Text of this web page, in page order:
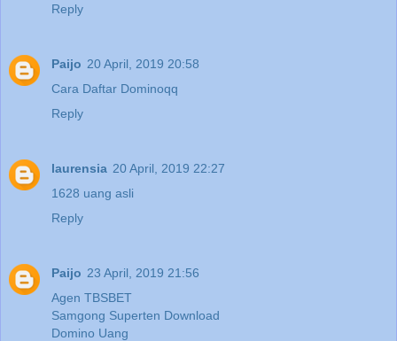
Reply
Paijo 20 April, 2019 20:58
Cara Daftar Dominoqq
Reply
laurensia 20 April, 2019 22:27
1628 uang asli
Reply
Paijo 23 April, 2019 21:56
Agen TBSBET
Samgong Superten Download
Domino Uang